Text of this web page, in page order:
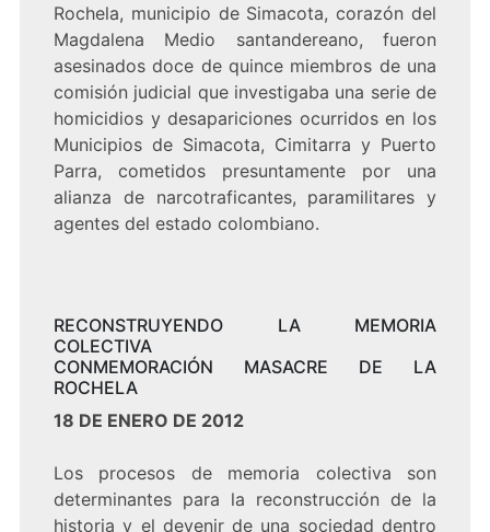
Rochela, municipio de Simacota, corazón del
Magdalena Medio santandereano, fueron
asesinados doce de quince miembros de una
comisión judicial que investigaba una serie de
homicidios y desapariciones ocurridos en los
Municipios de Simacota, Cimitarra y Puerto
Parra, cometidos presuntamente por una
alianza de narcotraficantes, paramilitares y
agentes del estado colombiano.
RECONSTRUYENDO LA MEMORIA
COLECTIVA
CONMEMORACIÓN MASACRE DE LA
ROCHELA
18 DE ENERO DE 2012
Los procesos de memoria colectiva son
determinantes para la reconstrucción de la
historia y el devenir de una sociedad dentro